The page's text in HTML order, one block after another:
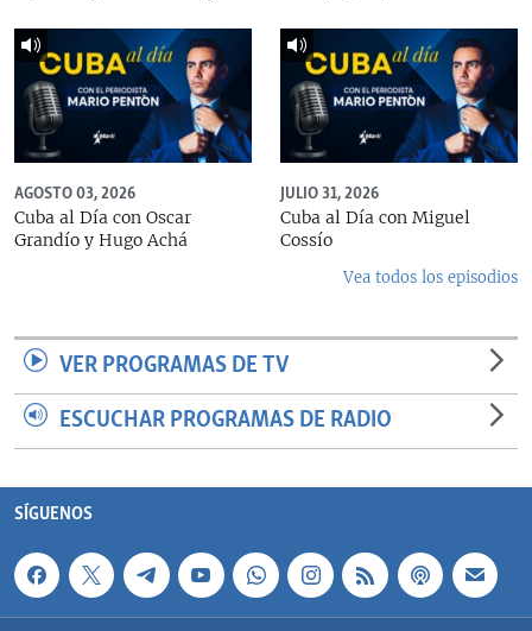
AGOSTO 03, 2026
Cuba al Día con Oscar
Grandío y Hugo Achá
JULIO 31, 2026
Cuba al Día con Miguel
Cossío
Vea todos los episodios
VER PROGRAMAS DE TV
ESCUCHAR PROGRAMAS DE RADIO
SÍGUENOS